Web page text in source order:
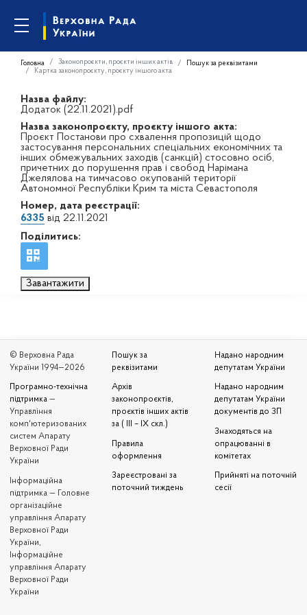
Головна Законопроєкти, проєкти інших актів
Пошук за реквізитами
Картка законопроєкту, проєкту іншого акта
Назва файлу:
Додаток (22.11.2021).pdf
Назва законопроєкту, проєкту іншого акта:
Проєкт Постанови про схвалення пропозицій щодо
застосування персональних спеціальних економічних та
інших обмежувальних заходів (санкцій) стосовно осіб,
причетних до порушення прав і свобод Нарімана
Джелялова на тимчасово окупованій території
Автономної Республіки Крим та міста Севастополя
Номер, дата реєстрації:
6335 від 22.11.2021
Поділитись:
Завантажити
© Верховна Рада
України 1994—2026
Програмно-технічна
підтримка —
Управління
комп'ютеризованих
систем Апарату
Верховної Ради
України
Iнформаційна
підтримка — Головне
організаційне
управління Апарату
Верховної Ради
України,
Інформаційне
управління Апарату
Верховної Ради
України
Пошук за
реквізитами
Архів
законопроєктів,
проєктів інших актів
за ( III – IX скл.)
Правила
оформлення
Зареєстровані за
поточний тиждень
Надано народним
депутатам України
Надано народним
депутатам України
документів до ЗП
Знаходяться на
опрацюванні в
комітетах
Прийняті на поточній
сесії